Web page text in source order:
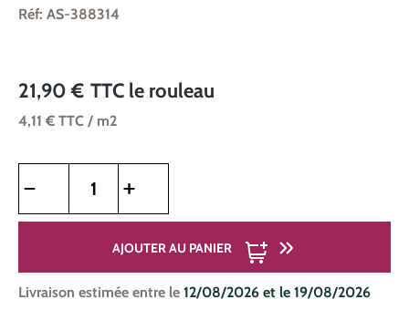
Réf: AS-388314
21,90 € TTC le rouleau
4,11 € TTC / m2
AJOUTER AU PANIER
Livraison estimée entre le 12/08/2026 et le 19/08/2026